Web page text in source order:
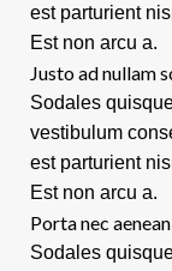
est parturient
Est non arcu a.
Justo ad nullam
Sodales
vestibulum
est parturient
Est non arcu a.
Porta nec
Sodales